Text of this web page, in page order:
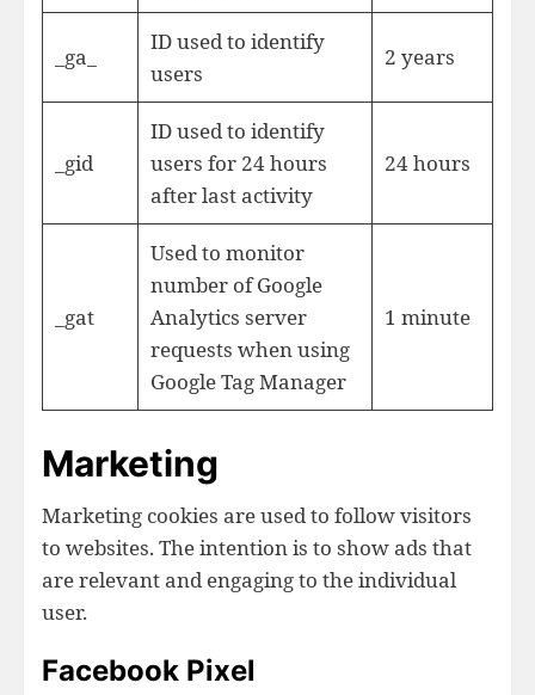
_ga_
ID used to identify
users
2 years
_gid
ID used to identify
users for 24 hours
after last activity
24 hours
_gat
Used to monitor
number of Google
Analytics server
requests when using
Google Tag Manager
1 minute
Marketing
Marketing cookies are used to follow visitors
to websites. The intention is to show ads that
are relevant and engaging to the individual
user.
Facebook Pixel